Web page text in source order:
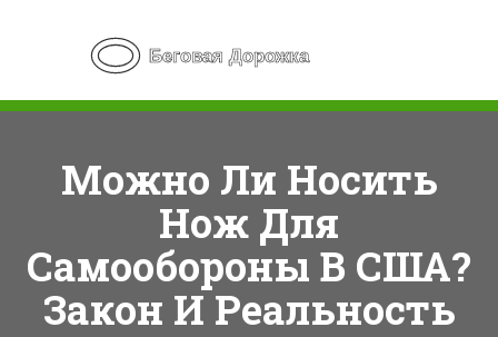
Можно Ли Носить
Нож Для
Самообороны В США?
Закон И Реальность